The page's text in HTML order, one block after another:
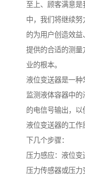
至上、顾客满意
中，我们将继续
的为用户创造效
提供的合适的测量
业的根本。
液位变送器是一种
监测液体容器中
的电信号输出，以
液位变送器的工作
下几个步骤：
压力感应：液位变
压力传感器或压力